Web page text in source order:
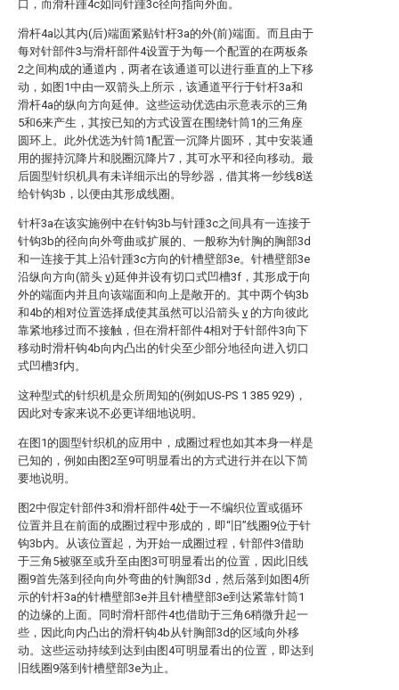
口，而滑杆踵4c如同针踵3c径向指向外面。
滑杆4a以其内(后)端面紧贴针杆3a的外(前)端面。而且由于
每对针部件3与滑杆部件4设置于为每一个配置的在两板条
2之间构成的通道内，两者在该通道可以进行垂直的上下移
动，如图1中由一双箭头上所示，该通道平行于针杆3a和
滑杆4a的纵向方向延伸。这些运动优选由示意表示的三角
5和6来产生，其按已知的方式设置在围绕针筒1的三角座
圆环上。此外优选为针筒1配置一沉降片圆环，其中安装通
用的握持沉降片和脱圈沉降片7，其可水平和径向移动。最
后圆型针织机具有未详细示出的导纱器，借其将一纱线8送
给针钩3b，以便由其形成线圈。
针杆3a在该实施例中在针钩3b与针踵3c之间具有一连接于
针钩3b的径向向外弯曲或扩展的、一般称为针胸的胸部3d
和一连接于其上沿针踵3c方向的针槽壁部3e。针槽壁部3e
沿纵向方向(箭头 v)延伸并设有切口式凹槽3f，其形成于向
外的端面内并且向该端面和向上是敞开的。其中两个钩3b
和4b的相对位置选择成使其虽然可以沿箭头 v 的方向彼此
靠紧地移过而不接触，但在滑杆部件4相对于针部件3向下
移动时滑杆钩4b向内凸出的针尖至少部分地径向进入切口
式凹槽3f内。
这种型式的针织机是众所周知的(例如US-PS 1 385 929)，
因此对专家来说不必更详细地说明。
在图1的圆型针织机的应用中，成圈过程也如其本身一样是
已知的，例如由图2至9可明显看出的方式进行并在以下简
要地说明。
图2中假定针部件3和滑杆部件4处于一不编织位置或循环
位置并且在前面的成圈过程中形成的，即“旧”线圈9位于针
钩3b内。从该位置起，为开始一成圈过程，针部件3借助
于三角5被驱至或升至由图3可明显看出的位置，因此旧线
圈9首先落到径向向外弯曲的针胸部3d，然后落到如图4所
示的针杆3a的针槽壁部3e并且针槽壁部3e到达紧靠针筒1
的边缘的上面。同时滑杆部件4也借助于三角6稍微升起一
些，因此向内凸出的滑杆钩4b从针胸部3d的区域向外移
动。这些运动持续到达到由图4可明显看出的位置，即达到
旧线圈9落到针槽壁部3e为止。